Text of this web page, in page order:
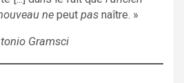
nepeut pasnaître. »
Gramsci